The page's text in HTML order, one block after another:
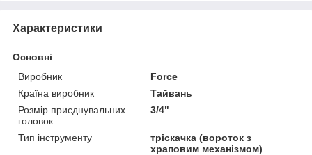
Характеристики
Основні
Виробник
Force
Країна виробник
Тайвань
Розмір приєднувальних
головок
3/4"
Тип інструменту
тріскачка (вороток з
храповим механізмом)